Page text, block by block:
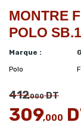
MONTRE
POLO
Marque :
Polo
412,000DT
309,000